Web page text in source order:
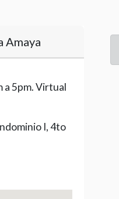
Amaya
a 5pm. Virtual
I, 4to